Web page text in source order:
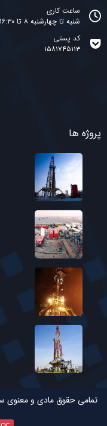
ساعت کاری
شنبه تا چهارشنبه ۸ تا ۱۶:۳۰
کد پستی
۱۵۸۱۷۴۵۱۱۳
پروژه ها
تمامی حقوق مادی و معنوی